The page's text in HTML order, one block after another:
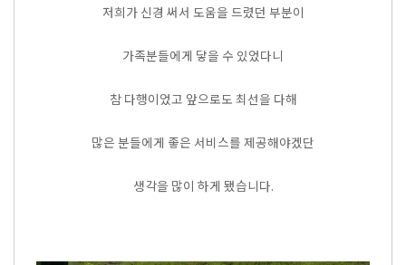
저희가 신경 써서 도움을 드렸던 부분이
가족분들에게 닿을 수 있었다니
참 다행이었고 앞으로도 최선을 다해
많은 분들에게 좋은 서비스를 제공해야겠단
생각을 많이 하게 됐습니다.